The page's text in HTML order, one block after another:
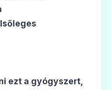
ezt a gyógyszert,